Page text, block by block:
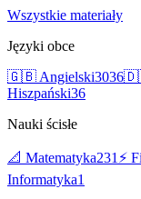
Wszystkie materiały
Języki obce
🇬🇧 Angielski3036
Hiszpański36
Nauki ścisłe
📐 Matematyka231 ⚡
Informatyka1